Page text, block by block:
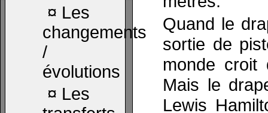
¤ Les
changements
/
évolutions
¤ Les
Quand le
sortie de
monde
Mais le
Lewis